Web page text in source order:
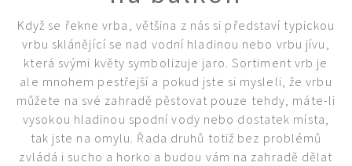
Když se řekne vrba, většina z nás si představí typickou
vrbu sklánějící se nad vodní hladinou nebo vrbu jívu,
která svými květy symbolizuje jaro. Sortiment vrb je
ale mnohem pestřejší a pokud jste si mysleli, že vrbu
můžete na své zahradě pěstovat pouze tehdy, máte-li
vysokou hladinou spodní vody nebo dostatek místa,
tak jste na omylu. Řada druhů totiž bez problémů
zvládá i sucho a horko a budou vám na zahradě dělat